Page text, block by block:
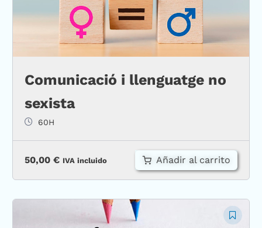
Comunicació i llenguatge no
sexista
60H
50,00 € IVA incluido Añadir al carrito